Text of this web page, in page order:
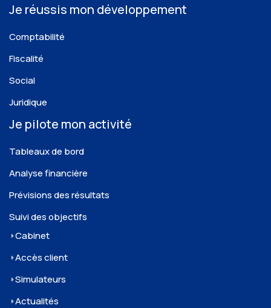
Je réussis mon développement
Comptabilité
Fiscalité
Social
Juridique
Je pilote mon activité
Tableaux de bord
Analyse financière
Prévisions des résultats
Suivi des objectifs
Cabinet
Accès client
Simulateurs
Actualités